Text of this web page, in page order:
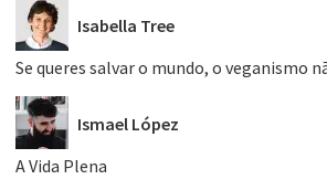
Isabella Tree
Se queres salvar o mundo, o veganismo
Ismael López
A Vida Plena